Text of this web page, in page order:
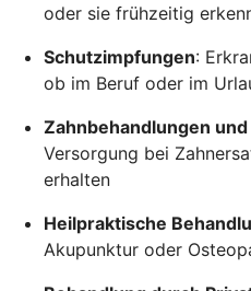
oder sie frühzeitig
Schutzimpfungen:
ob im Beruf oder im
Zahnbehandlungen
Versorgung bei
erhalten
Heilpraktische
Akupunktur oder